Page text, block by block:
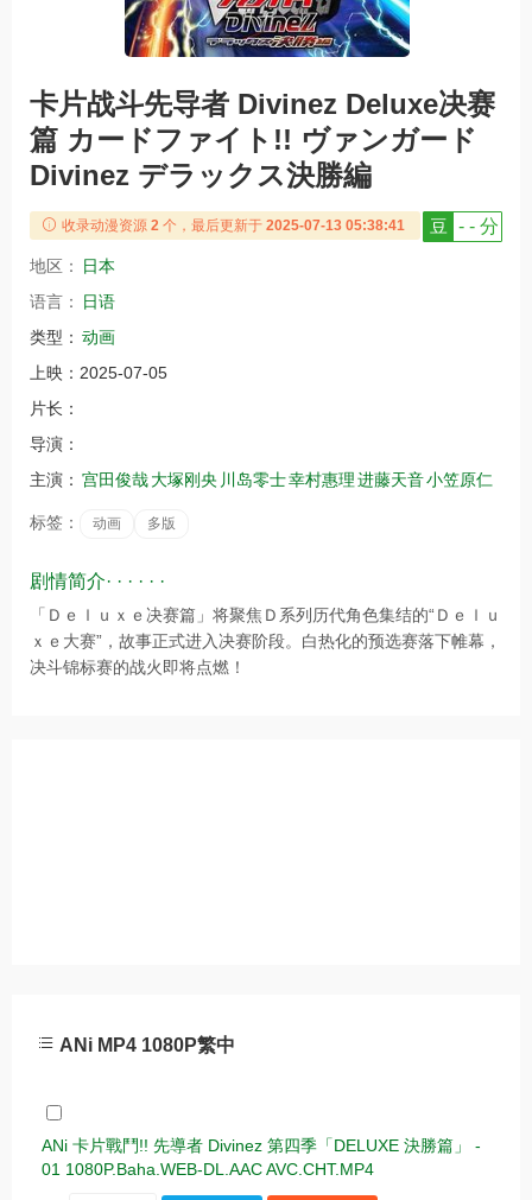
卡片战斗先导者 Divinez Deluxe决赛
篇 カードファイト!! ヴァンガード
Divinez デラックス決勝編
豆 - - 分
收录动漫资源 2 个，最后更新于 2025-07-13 05:38:41
地区：
日本
语言：
日语
类型： 动画
上映： 2025-07-05
片长：
导演：
主演： 宫田俊哉大塚刚央 川岛零士幸村惠理进藤天音小笠原仁
标签： 动画 多版
剧情简介· · · · · ·
「Ｄｅｌｕｘｅ决赛篇」将聚焦Ｄ系列历代角色集结的“Ｄｅｌｕ
ｘｅ大赛”，故事正式进入决赛阶段。白热化的预选赛落下帷幕，
决斗锦标赛的战火即将点燃！
ANi MP4 1080P繁中
ANi 卡片戰鬥!! 先導者 Divinez 第四季「DELUXE 決勝篇」 -
01 1080P.Baha.WEB-DL.AAC AVC.CHT.MP4